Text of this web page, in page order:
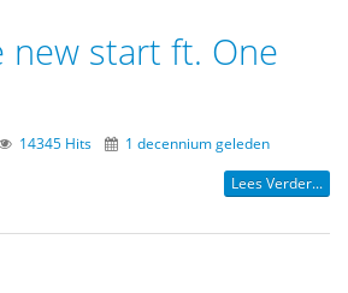
new start ft. One
14345 Hits 1 decennium geleden
Lees Verder...